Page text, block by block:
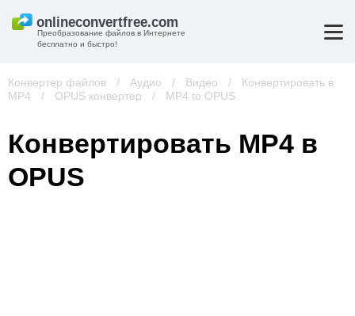
Преобразование файлов в Интернете
бесплатно и быстро!
Конвертер файлов / Аудио / Видео /
Конвертировать в
MP4
/ OPUS конвертер / MP4 to OPUS
Конвертировать MP4 в
OPUS